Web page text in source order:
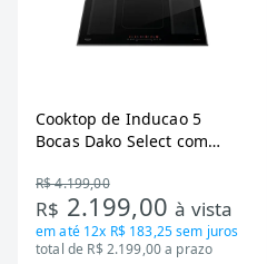
Cooktop de Inducao 5
Bocas Dako Select com
R$ 4.199,00
R$ 2.199,00à vista
em até 12x R$ 183,25sem juros
total de R$ 2.199,00 a prazo